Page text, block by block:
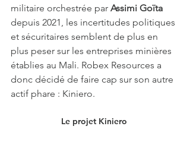
militaire orchestrée par Assimi Goïta
depuis 2021, les incertitudes politiques
et sécuritaires semblent de plus en
plus peser sur les entreprises minières
établies au Mali. Robex Resources a
donc décidé de faire cap sur son autre
actif phare : Kiniero.
Le projet Kiniero